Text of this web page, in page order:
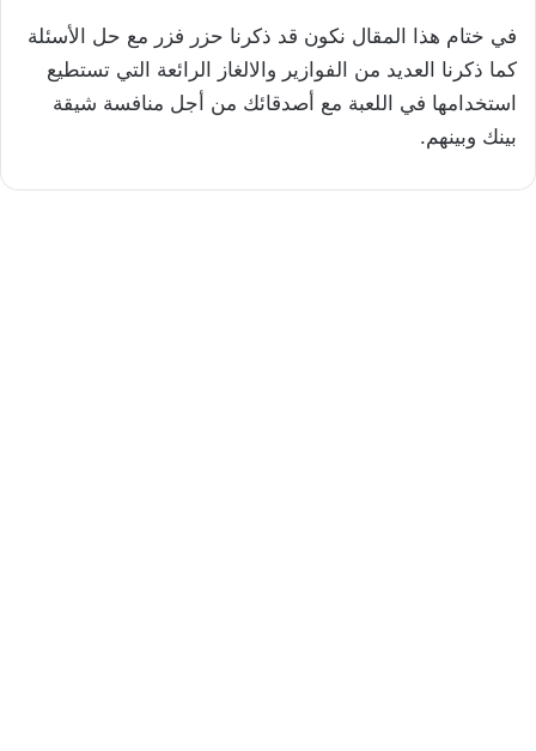
في ختام هذا المقال نكون قد ذكرنا حزر فزر مع حل الأسئلة
كما ذكرنا العديد من الفوازير والالغاز الرائعة التي تستطيع
استخدامها في اللعبة مع أصدقائك من أجل منافسة شيقة
بينك وبينهم.